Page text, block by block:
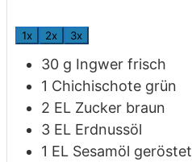
1x 2x 3x
30 g Ingwer frisch
1 Chichischote grün
2 EL Zucker braun
3 EL Erdnussöl
1 EL Sesamöl geröstet